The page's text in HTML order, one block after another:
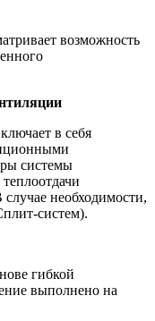
возможность
в себя
системы
необходимости,
систем).
гибкой
выполнено на